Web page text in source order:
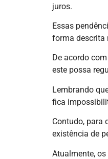
juros.
Essas
forma descrita
De acordo
este possa
Lembrando
fica
Contudo, para
existência de
Atualmente,